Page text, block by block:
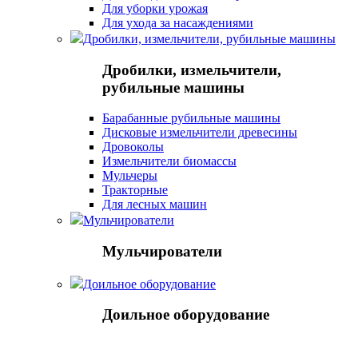
Для уборки урожая
Для ухода за насаждениями
Дробилки, измельчители, рубильные машины
Дробилки, измельчители,
рубильные машины
Барабанные рубильные машины
Дисковые измельчители древесины
Дровоколы
Измельчители биомассы
Мульчеры
Тракторные
Для лесных машин
Мульчирователи
Мульчирователи
Доильное оборудование
Доильное оборудование